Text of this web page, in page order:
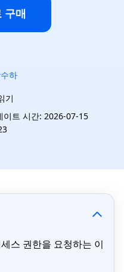
구매
하
기
이트 시간: 2026-07-15
스 권한을 요청하는 이